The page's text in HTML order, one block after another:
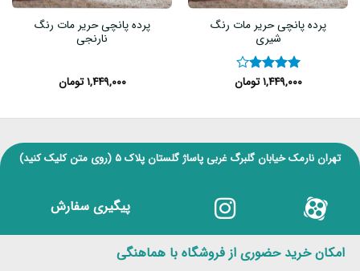
پرده پانچی حریر مات رنگ
شیری
نمره۴
۱,۴۴۹,۰۰۰ تومان
پرده پانچی حریر مات رنگ
نارنجی
۱,۴۴۹,۰۰۰ تومان
تهران نارمک خیابان گلبرگ غربی پاساژ گلستان پلاک ۵ (روی متن کلیک کنید)
پیگیری سفارش
امکان خرید حضوری از فروشگاه با هماهنگی